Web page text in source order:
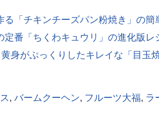
「チキンチーズパン粉焼き」の簡
定番「ちくわキュウリ」の進化版レ
黄身がぷっくりしたキレイな「目玉
, バームクーヘン, フルーツ大福, ラ